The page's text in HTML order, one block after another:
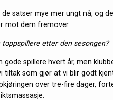
de satser mye mer ungt nå, og
mot dem fremover.
toppspillere etter den sesongen?
gode spillere hvert år, men
tiltak som gjør at vi blir godt
over tre-fire dager,